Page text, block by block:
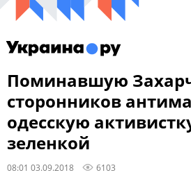
Поминавшую
сторонников
одесскую
зеленкой
08:01 03.09.2018 6103